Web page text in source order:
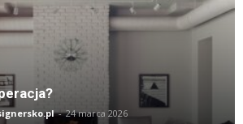
- 24 marca 2026